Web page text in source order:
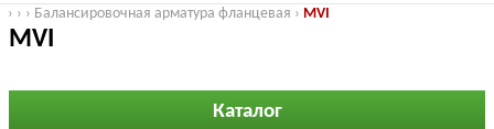
› › › Балансировочная арматура фланцевая › MVI
MVI
Каталог